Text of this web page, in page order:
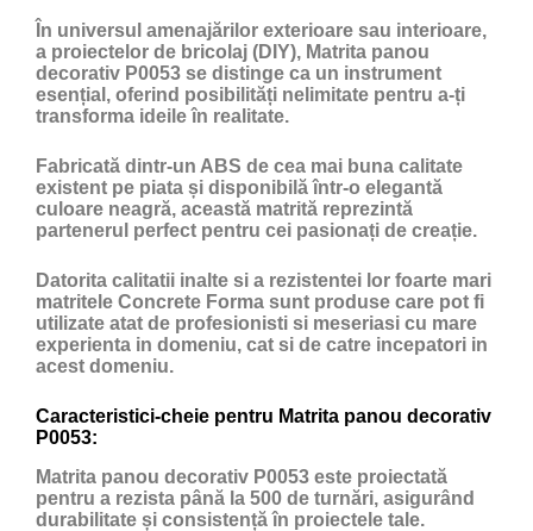
În universul amenajărilor exterioare sau interioare,
a proiectelor de bricolaj (DIY), Matrita panou
decorativ P0053 se distinge ca un instrument
esențial, oferind posibilități nelimitate pentru a-ți
transforma ideile în realitate.
Fabricată dintr-un ABS de cea mai buna calitate
existent pe piata și disponibilă într-o elegantă
culoare neagră, această matrită reprezintă
partenerul perfect pentru cei pasionați de creație.
Datorita calitatii inalte si a rezistentei lor foarte mari
matritele Concrete Forma sunt produse care pot fi
utilizate atat de profesionisti si meseriasi cu mare
experienta in domeniu, cat si de catre incepatori in
acest domeniu.
Caracteristici-cheie pentru Matrita panou decorativ
P0053:
Matrita panou decorativ P0053 este proiectată
pentru a rezista până la 500 de turnări, asigurând
durabilitate și consistență în proiectele tale.